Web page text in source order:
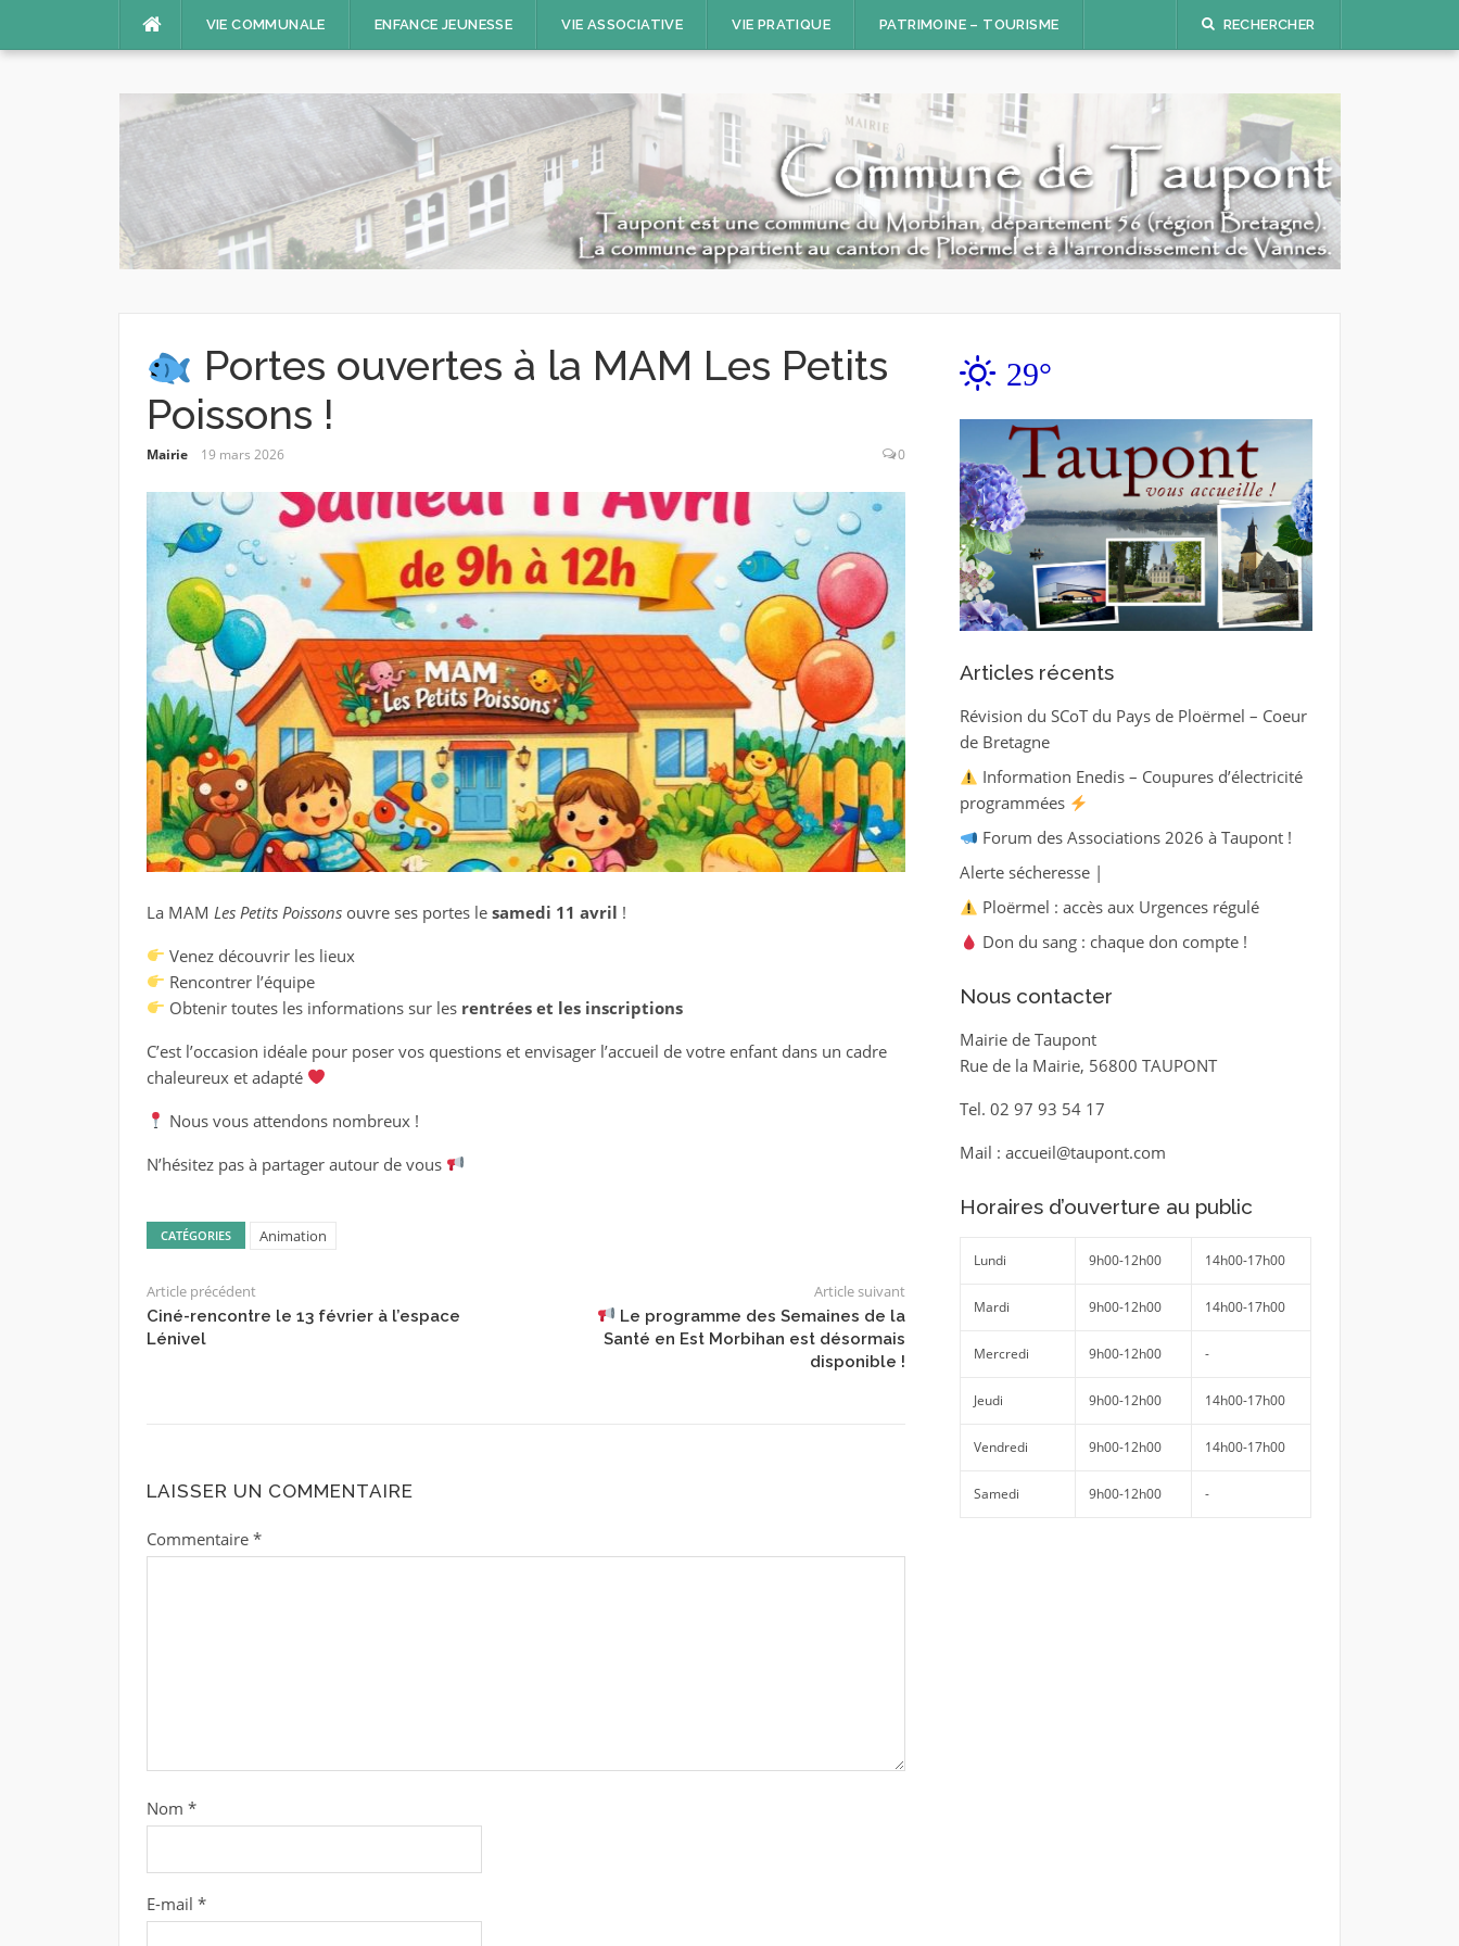
VIE COMMUNALE ENFANCE JEUNESSE VIE ASSOCIATIVE VIE PRATIQUE PATRIMOINE – TOURISME RECHERCHER
Portes ouvertes à la MAM Les Petits
Poissons !
Mairie 19 mars 2026 0
La MAM Les Petits Poissonsouvre ses portes le samedi 11 avril !
Venez découvrir les lieux
Rencontrer l’équipe
Obtenir toutes les informations sur les rentrées et les inscriptions
C’est l’occasion idéale pour poser vos questions et envisager l’accueil de votre enfant dans un cadre
chaleureux et adapté
Nous vous attendons nombreux !
N’hésitez pas à partager autour de vous
CATÉGORIES Animation
Article précédent
Ciné-rencontre le 13 février à l’espace
Lénivel
Article suivant
Le programme des Semaines de la
Santé en Est Morbihan est désormais
disponible !
LAISSER UN COMMENTAIRE
Commentaire *
Nom *
E-mail *
29°
Articles récents
Révision du SCoT du Pays de Ploërmel – Coeur
de Bretagne
Information Enedis – Coupures d’électricité
programmées
Forum des Associations 2026 à Taupont !
Alerte sécheresse |
Ploërmel : accès aux Urgences régulé
Don du sang : chaque don compte !
Nous contacter
Mairie de Taupont
Rue de la Mairie, 56800 TAUPONT
Tel. 02 97 93 54 17
Mail : accueil@taupont.com
Horaires d’ouverture au public
Lundi 9h00-12h00 14h00-17h00
Mardi 9h00-12h00 14h00-17h00
Mercredi 9h00-12h00 -
Jeudi 9h00-12h00 14h00-17h00
Vendredi 9h00-12h00 14h00-17h00
Samedi 9h00-12h00 -